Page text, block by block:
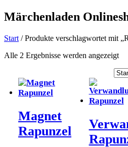
Märchenladen
Start / Produkte verschlagwortet mit
Alle 2 Ergebnisse werden angezeigt
Magnet
Rapunzel